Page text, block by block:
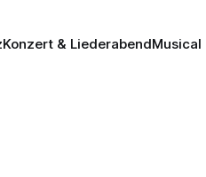
Konzert & LiederabendMusical